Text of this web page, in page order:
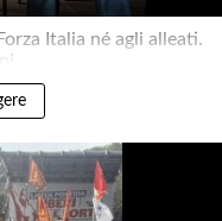
Italia né agli alleati.